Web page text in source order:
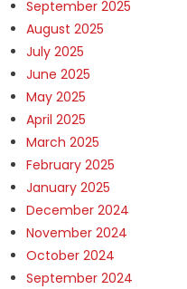
September 2025
August 2025
July 2025
June 2025
May 2025
April 2025
March 2025
February 2025
January 2025
December 2024
November 2024
October 2024
September 2024